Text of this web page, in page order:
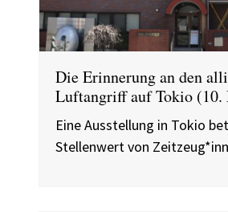
Die Erinnerung an den
Luftangriff auf Tokio (10.
Eine Ausstellung in Tokio
Stellenwert von